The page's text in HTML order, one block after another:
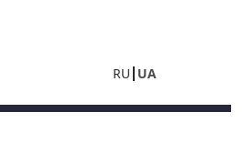
RU UA